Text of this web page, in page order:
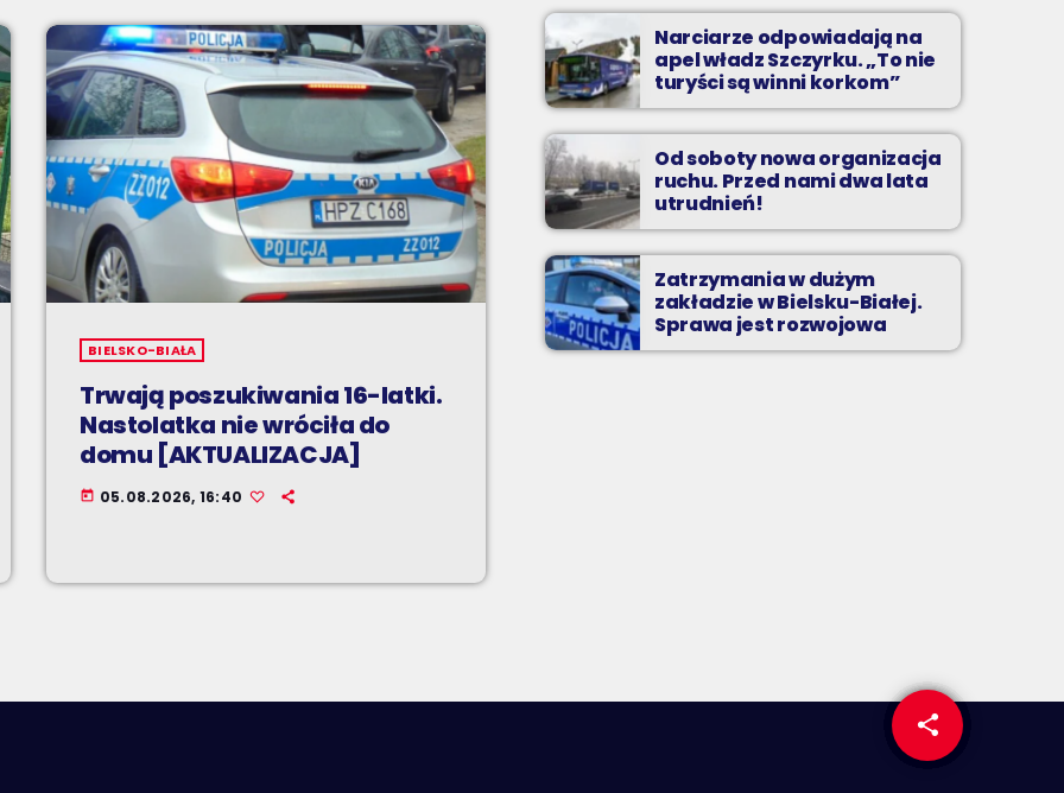
share
email
BIELSKO-BIAŁA
Trwają poszukiwania 16-latki.
Nastolatka nie wróciła do
domu [AKTUALIZACJA]
today 05.08.2026, 16:40
Narciarze odpowiadają na
apel władz Szczyrku. „To nie
turyści są winni korkom”
Od soboty nowa organizacja
ruchu. Przed nami dwa lata
utrudnień!
Zatrzymania w dużym
zakładzie w Bielsku-Białej.
Sprawa jest rozwojowa